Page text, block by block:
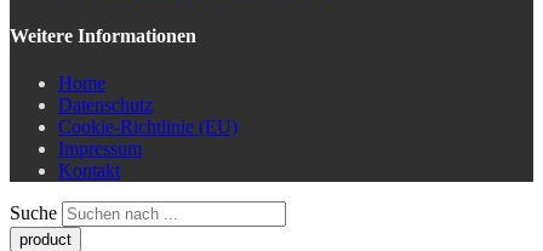
Weitere Informationen
Home
Datenschutz
Cookie-Richtlinie (EU)
Impressum
Kontakt
Suche